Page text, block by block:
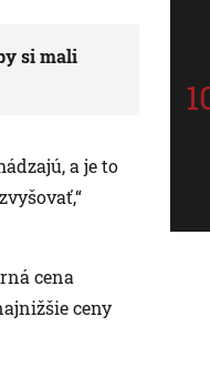
si mali
a je to
cena
ceny